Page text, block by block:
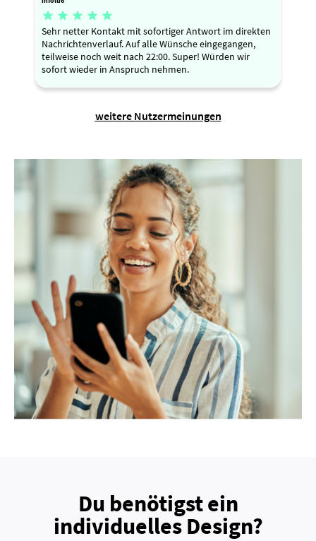
    
Sehr netter Kontakt mit sofortiger Antwort im direkten
Nachrichtenverlauf. Auf alle Wünsche eingegangen,
teilweise noch weit nach 22:00. Super! Würden wir
sofort wieder in Anspruch nehmen.
weitere Nutzermeinungen
Du benötigst ein
individuelles Design?